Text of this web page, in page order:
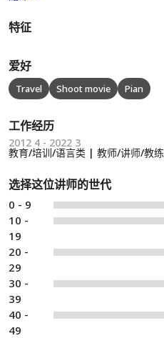
特征
爱好
Travel Shoot movie Pian
工作经历
2012 4 - 2022 3
教育/培训/语言类 | 教师/讲师/教练
选择这位讲师的世代
0 - 9
10 -
19
20 -
29
30 -
39
40 -
49